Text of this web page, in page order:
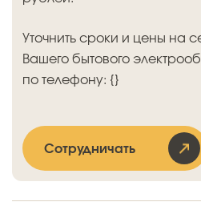
Уточнить сроки и цены на
Вашего бытового
по телефону: {}
Сотрудничать